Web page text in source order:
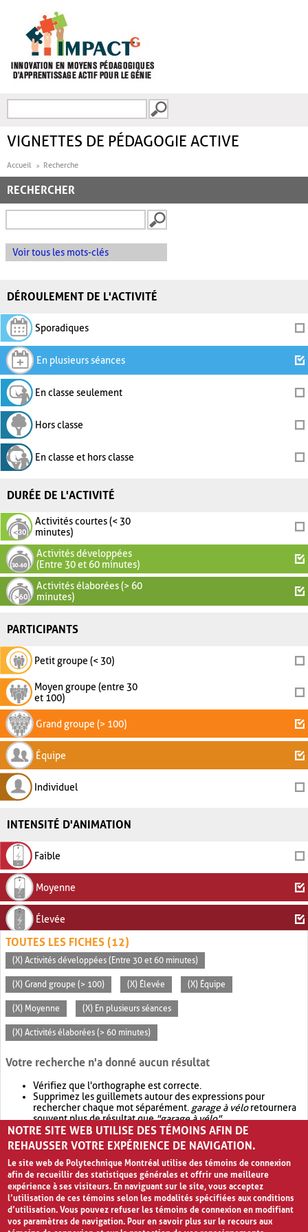
FORMULAIRE DE
VIGNETTES DE PÉDAGOGIE ACTIVE
Accueil Recherche
RECHERCHER
Voir tous les mots-clés
DÉROULEMENT DE L'ACTIVITÉ
Sporadiques
En plusieurs séances
En classe seulement
Hors classe
En classe et hors classe
DURÉE DE L'ACTIVITÉ
Activités courtes (< 30
minutes)
Activités développées
(Entre 30 et 60 minutes)
Activités élaborées (> 60
minutes)
PARTICIPANTS
Petit groupe (< 30)
Moyen groupe (entre 30
et 100)
Grand groupe (> 100)
Équipe
Individuel
INTENSITÉ D'ANIMATION
Faible
Moyenne
Élevée
TOUTES LES FICHES (12)
(X) Activités développées (Entre 30 et 60 minutes)
(X) Grand groupe (> 100) (X) Élevée (X) Équipe
(X) Moyenne (X) En plusieurs séances
(X) Activités élaborées (> 60 minutes)
Votre recherche n'a donné aucun résultat
Vérifiez que l'orthographe est correcte.
Supprimez les guillemets autour des expressions pour
rechercher chaque mot séparément. garage à véloretournera
souvent plus de résultat que"garage à vélo".
Envisagez d'élargir votre recherche avec OR.garage OR vélo
retournera souvent plus de résultat quegarage à vélo
NOTRE SITE WEB UTILISE DES TÉMOINS AFIN DE
REHAUSSER VOTRE EXPÉRIENCE DE NAVIGATION.
Le site web de Polytechnique Montréal utilise des témoins de connexion
afin de recueillir des statistiques générales et offrir une meilleure
expérience à ses visiteurs. En naviguant sur le site, vous acceptez
l’utilisation de ces témoins selon les modalités spécifiées aux conditions
d’utilisation. Vous pouvez refuser les témoins de connexion en modifiant
vos paramètres de navigation. Pour en savoir plus sur le recours aux